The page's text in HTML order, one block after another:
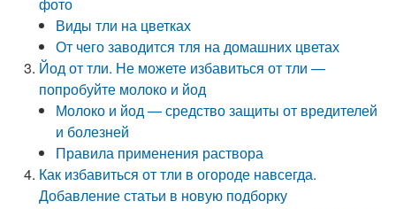
Виды тли на цветках
От чего заводится тля на домашних цветах
Йод от тли. Не можете избавиться от тли —
попробуйте молоко и йод
Молоко и йод — средство защиты от вредителей
и болезней
Правила применения раствора
Как избавиться от тли в огороде навсегда.
Добавление статьи в новую подборку